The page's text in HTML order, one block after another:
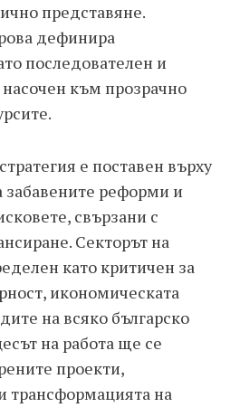
представяне.
дефинира
последователен и
към прозрачно
е поставен върху
забавените реформи и
свързани с
Секторът на
като критичен за
икономическата
на всяко българско
на работа ще се
проекти,
трансформацията на